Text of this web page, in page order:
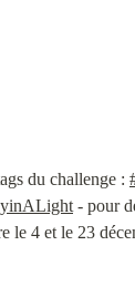
du challenge :
- pour
le 4 et le 23